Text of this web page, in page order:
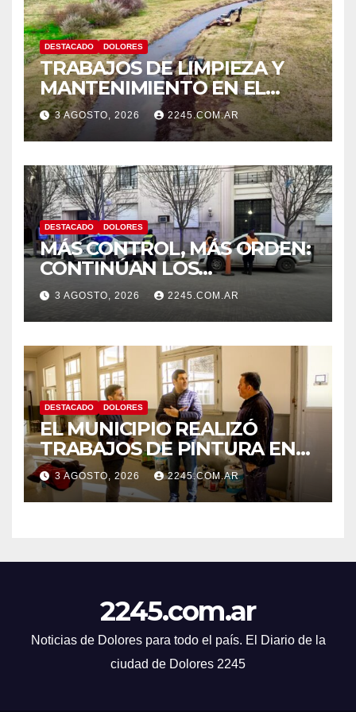
DESTACADO DOLORES
TRABAJOS DE LIMPIEZA Y
MANTENIMIENTO EN EL
CANAL LA PICASA
3 AGOSTO, 2026 2245.COM.AR
DESTACADO DOLORES
MÁS CONTROL, MÁS ORDEN:
CONTINÚAN LOS
OPERATIVOS PREVENTIVOS
DE TRÁNSITO EN DOLORES
3 AGOSTO, 2026 2245.COM.AR
DESTACADO DOLORES
EL MUNICIPIO REALIZÓ
TRABAJOS DE PINTURA EN
LA ESCUELA N.º 10
3 AGOSTO, 2026 2245.COM.AR
2245.com.ar
Noticias de Dolores para todo el país. El Diario de la
ciudad de Dolores 2245